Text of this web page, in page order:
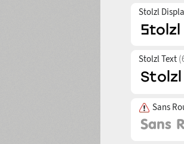
Stolzl
Stolzl Text
Sans